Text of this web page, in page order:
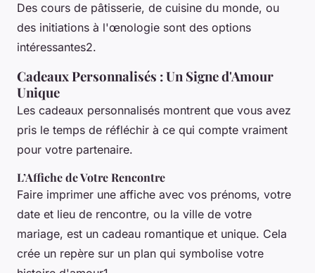
Des cours de pâtisserie, de cuisine du monde, ou
des initiations à l'œnologie sont des options
intéressantes2.
Cadeaux Personnalisés : Un Signe d'Amour
Unique
Les cadeaux personnalisés montrent que vous avez
pris le temps de réfléchir à ce qui compte vraiment
pour votre partenaire.
L’Affiche de Votre Rencontre
Faire imprimer une affiche avec vos prénoms, votre
date et lieu de rencontre, ou la ville de votre
mariage, est un cadeau romantique et unique. Cela
crée un repère sur un plan qui symbolise votre